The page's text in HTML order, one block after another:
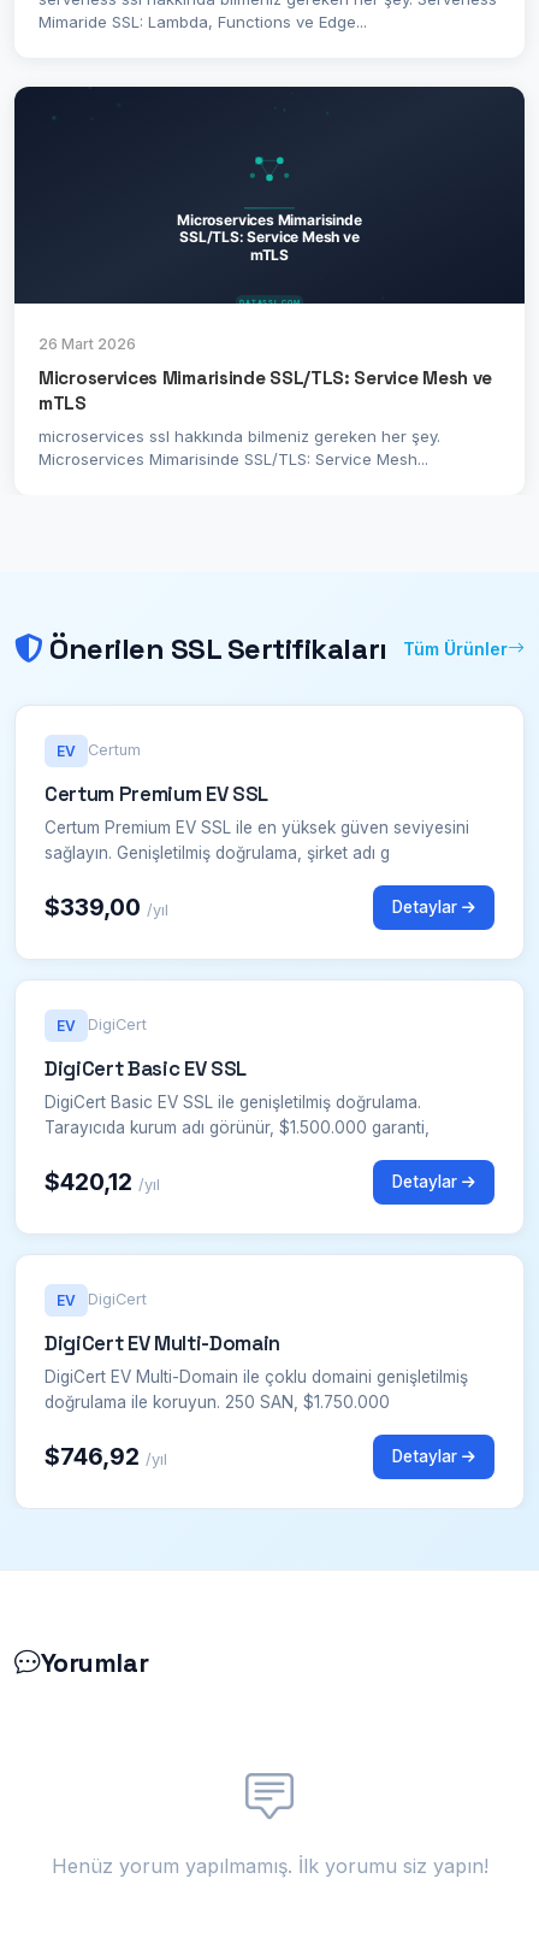
Mimaride SSL: Lambda, Functions ve Edge...
26 Mart 2026
Microservices Mimarisinde SSL/TLS: Service Mesh ve
mTLS
microservices ssl hakkında bilmeniz gereken her şey.
Microservices Mimarisinde SSL/TLS: Service Mesh...
Önerilen SSL Sertifikaları Tüm Ürünler
EV Certum
Certum Premium EV SSL
Certum Premium EV SSL ile en yüksek güven seviyesini
sağlayın. Genişletilmiş doğrulama, şirket adı g
$339,00 /yıl Detaylar
EV DigiCert
DigiCert Basic EV SSL
DigiCert Basic EV SSL ile genişletilmiş doğrulama.
Tarayıcıda kurum adı görünür, $1.500.000 garanti,
$420,12 /yıl Detaylar
EV DigiCert
DigiCert EV Multi-Domain
DigiCert EV Multi-Domain ile çoklu domaini genişletilmiş
doğrulama ile koruyun. 250 SAN, $1.750.000
$746,92 /yıl Detaylar
Yorumlar
Henüz yorum yapılmamış. İlk yorumu siz yapın!